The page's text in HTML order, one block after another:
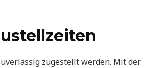
zugestellt werden. Mit der